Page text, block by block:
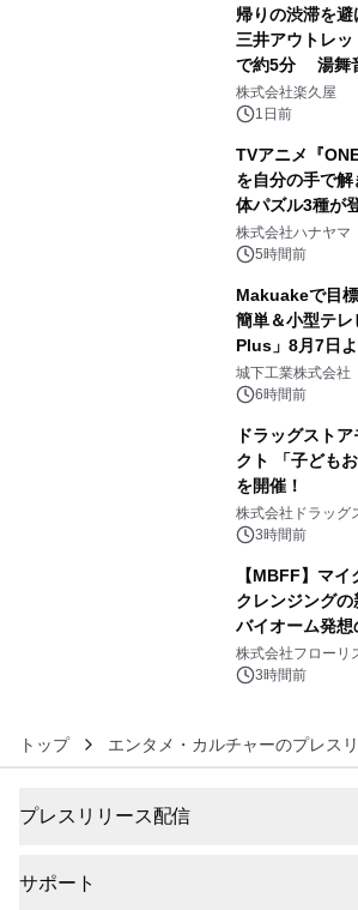
帰りの渋滞を避
三井アウトレ
で約5分 湯舞
メニューを提供
株式会社楽久屋
1日前
TVアニメ『
を自分の手で
体パズル3種が
ギミックが融合
ルが8月7日(金
株式会社ハナヤマ
5時間前
Makuakeで目
簡単＆小型テ
Plus」8月7日
ーブル1本つな
ぐっと豊かに
城下工業株式会社
6時間前
ドラッグスト
クト 「子ども
を開催！
株式会社ドラッグ
3時間前
【MBFF】マ
クレンジング
バイオーム発
クレンジング
発売
株式会社フローリ
3時間前
トップ エンタメ・カルチャーのプレス
プレスリリース配信
サポート